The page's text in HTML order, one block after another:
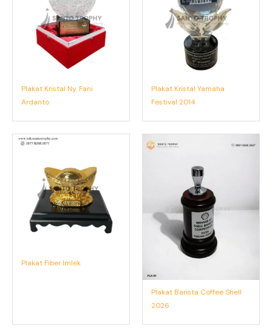
Plakat Kristal Ny. Fani
Ardanto
Plakat Kristal Yamaha
Festival 2014
Plakat Fiber Imlek
Plakat Barista Coffee Shell
2026